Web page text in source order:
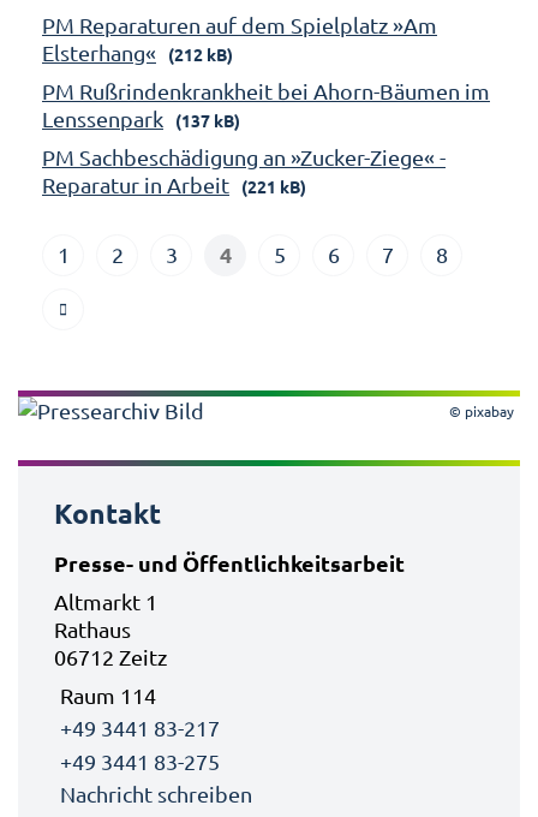
PM Reparaturen auf dem Spielplatz »Am
Elsterhang«
(212 kB)
PM Rußrindenkrankheit bei Ahorn-Bäumen im
Lenssenpark
(137 kB)
PM Sachbeschädigung an »Zucker-Ziege« -
Reparatur in Arbeit
(221 kB)
1 2 3 4 5 6 7 8
© pixabay
Kontakt
Presse- und Öffentlichkeitsarbeit
Altmarkt 1
Rathaus
06712 Zeitz
Raum 114
+49 3441 83-217
+49 3441 83-275
Nachricht schreiben